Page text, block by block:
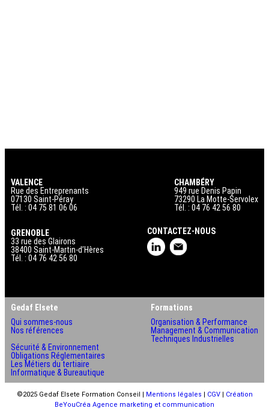
VALENCE
Rue des Entreprenants
07130 Saint-Péray
Tél. : 04 75 81 06 06
CHAMBÉRY
949 rue Denis Papin
73290 La Motte-Servolex
Tél. : 04 76 42 56 80
GRENOBLE
33 rue des Glairons
38400 Saint-Martin-d’Hères
Tél. : 04 76 42 56 80
CONTACTEZ-NOUS
Gedaf Elsete
Qui sommes-nous
Nos références
Formations
Organisation & Performance
Management & Communication
Techniques Industrielles
Sécurité & Environnement
Obligations Réglementaires
Les Métiers du tertiaire
Informatique & Bureautique
©2025 Gedaf Elsete Formation Conseil | Mentions légales CGV|
Création
BeYouCréa Agence marketing et communication